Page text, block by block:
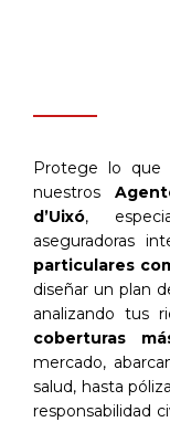
Protege lo que
nuestros
d’Uixó,
aseguradoras
particulares
diseñar un plan
analizando tus
coberturas
mercado,
salud, hasta
responsabilidad